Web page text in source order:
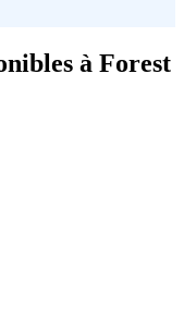
à Forest